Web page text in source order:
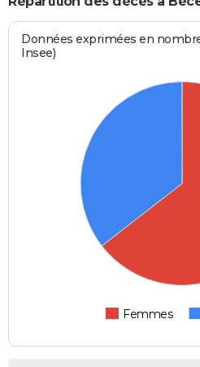
Données exprimées en
Insee)
Femmes